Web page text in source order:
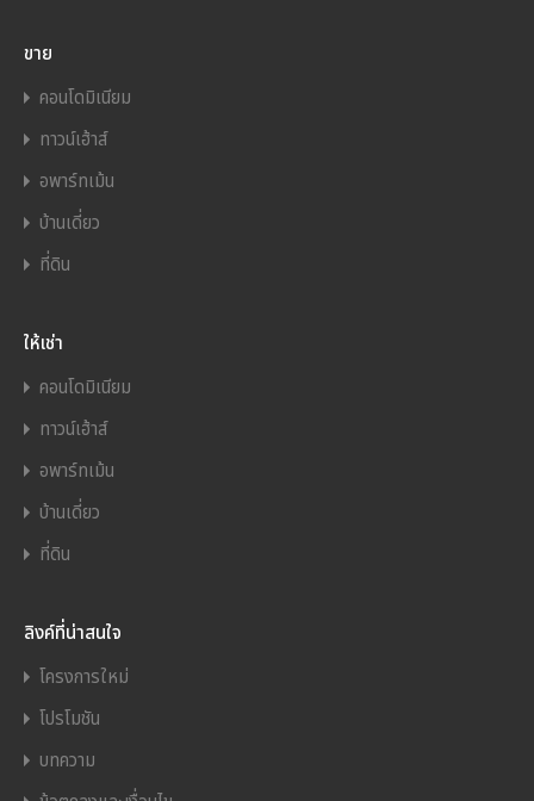
ขาย
คอนโดมิเนียม
ทาวน์เฮ้าส์
อพาร์ทเม้น
บ้านเดี่ยว
ที่ดิน
ให้เช่า
คอนโดมิเนียม
ทาวน์เฮ้าส์
อพาร์ทเม้น
บ้านเดี่ยว
ที่ดิน
ลิงค์ที่น่าสนใจ
โครงการใหม่
โปรโมชัน
บทความ